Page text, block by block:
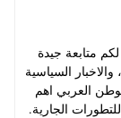
متابعة جيدة
السياسية
العربي اهم
الجارية.